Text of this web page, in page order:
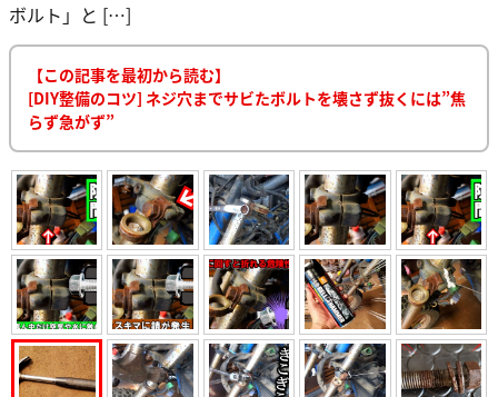
ボルト」と […]
【この記事を最初から読む】
[DIY整備のコツ] ネジ穴までサビたボルトを壊さず抜くには”焦
らず急がず”